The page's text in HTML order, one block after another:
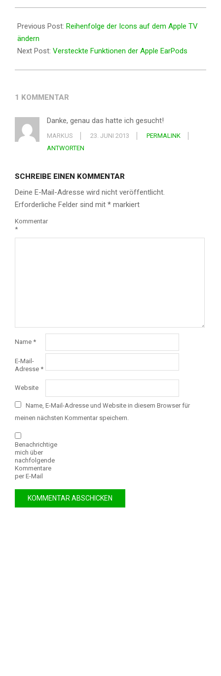
05-
26
Previous Post: Reihenfolge der Icons auf dem Apple TV
ändern
Next Post: Versteckte Funktionen der Apple EarPods
1 KOMMENTAR
Danke, genau das hatte ich gesucht!
MARKUS 23. JUNI 2013
PERMALINK
ANTWORTEN
SCHREIBE EINEN KOMMENTAR
Deine E-Mail-Adresse wird nicht veröffentlicht.
Erforderliche Felder sind mit * markiert
Kommentar
*
Name *
E-Mail-
Adresse *
Website
Name, E-Mail-Adresse und Website in diesem Browser für
meinen nächsten Kommentar speichern.
Benachrichtige
mich über
nachfolgende
Kommentare
per E-Mail